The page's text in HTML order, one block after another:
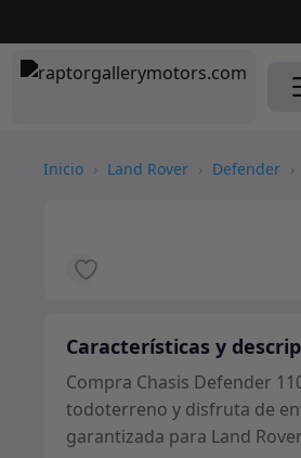
Inicio › Land Rover › Defender ›
Características y
Compra Chasis Defender
todoterreno y disfruta de
garantizada para Land